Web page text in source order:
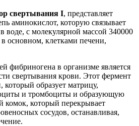
свертывания I, представляет
аминокислот, которую связывает
воде, с молекулярной массой 340000
в основном, клетками печени,
фибриногена в организме является
свертывания крови. Этот фермент
образует матрицу,
и тромбоциты и образующую
комок, который перекрывает
сосудов, останавливая,